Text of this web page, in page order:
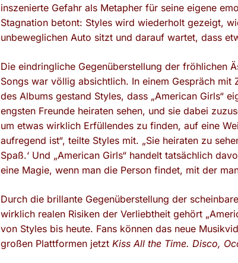
inszenierte Gefahr als Metapher für seine eigene
Stagnation betont: Styles wird wiederholt gezeigt,
unbeweglichen Auto sitzt und darauf wartet, dass
Die eindringliche Gegenüberstellung der fröhlichen
Songs war völlig absichtlich. In einem Gespräch
des Albums gestand Styles, dass „American Girls“
engsten Freunde heiraten sehen, und sie dabei
um etwas wirklich Erfüllendes zu finden, auf eine
aufregend ist“, teilte Styles mit. „Sie heiraten zu
Spaß.‘ Und „American Girls“ handelt tatsächlich
eine Magie, wenn man die Person findet, mit der
Durch die brillante Gegenüberstellung der
wirklich realen Risiken der Verliebtheit gehört
von Styles bis heute. Fans können das neue
großen Plattformen jetzt Kiss All the Time. Disco,